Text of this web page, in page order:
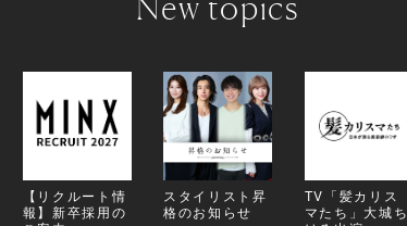
【リクルート情
報】新卒採用の
スタイリスト昇
格のお知らせ
TV「髪カリス
マたち」大城ち